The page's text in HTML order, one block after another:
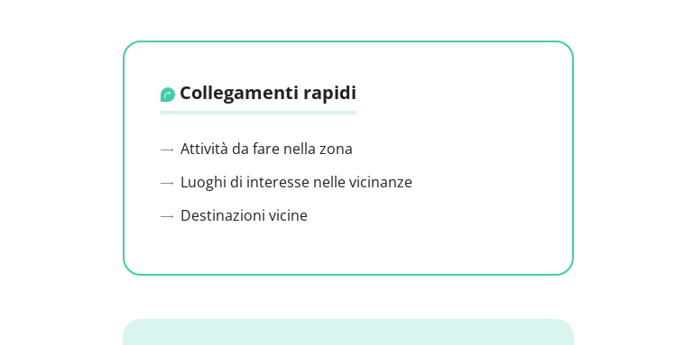
Collegamenti rapidi
Attività da fare nella zona
Luoghi di interesse nelle vicinanze
Destinazioni vicine